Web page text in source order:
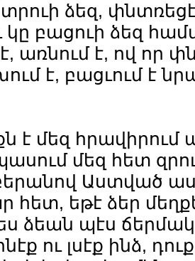
ձեզ,
կը բացուի ձեզ
առնում է, ով որ
է, բացւում է
է մեզ հրավիրում
մեզ հետ
Աստված
հետ, եթէ ձեր
ձեան պէս
ու լսէք ինձ,